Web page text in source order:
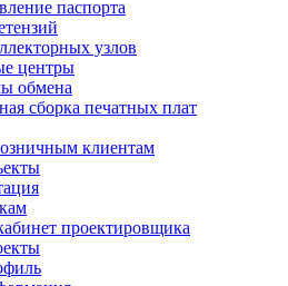
паспорта
узлов
центры
обмена
сборка печатных плат
клиентам
проектировщика